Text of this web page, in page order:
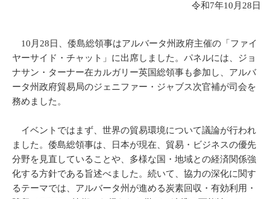
令和7年10月28日
10月28日、倭島総領事はアルバータ州政府主催の「ファイ
ヤーサイド・チャット」に出席しました。パネルには、ジョ
ナサン・ターナー在カルガリー英国総領事も参加し、アルバ
ータ州政府貿易局のジェニファー・ジャブス次官補が司会を
務めました。
イベントではまず、世界の貿易環境について議論が行われ
ました。倭島総領事は、日本が現在、貿易・ビジネスの優先
分野を見直していることや、多様な国・地域との経済関係強
化する方針である旨述べました。続いて、協力の深化に関す
るテーマでは、アルバータ州が進める炭素回収・有効利用・